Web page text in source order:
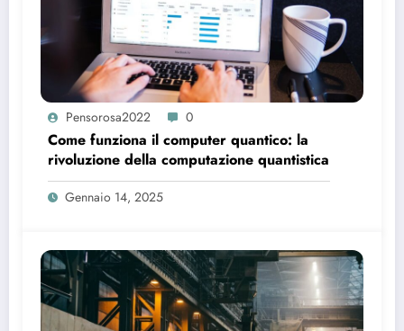
Pensorosa2022 0
Come funziona il computer quantico: la
rivoluzione della computazione quantistica
Gennaio 14, 2025